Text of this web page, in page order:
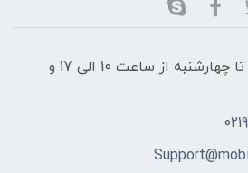
زمان پاسخگویی از شنبه تا چهارشنبه از ساعت 10 الی 17 و